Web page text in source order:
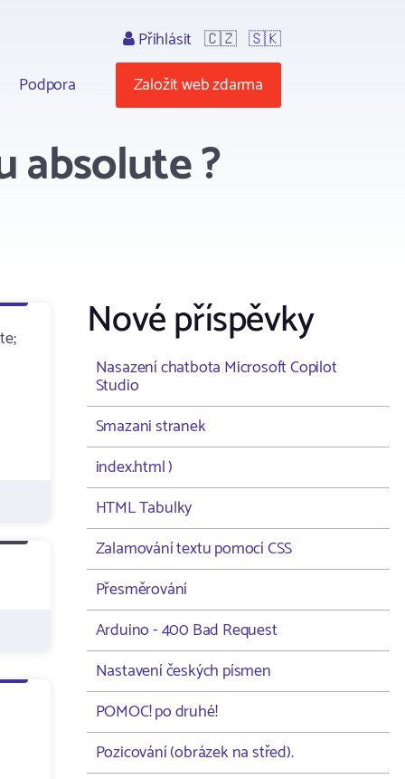
Podpora
Přihlásit 🇨🇿 🇸🇰
Založit web zdarma
absolute ?
Nové příspěvky
Nasazení chatbota Microsoft Copilot
Studio
Smazani stranek
index.html )
HTML Tabulky
Zalamování textu pomocí CSS
Přesměrování
Arduino - 400 Bad Request
Nastavení českých písmen
POMOC! po druhé!
Pozicování (obrázek na střed).